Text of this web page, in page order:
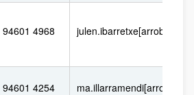
94601 4968
94601 4254